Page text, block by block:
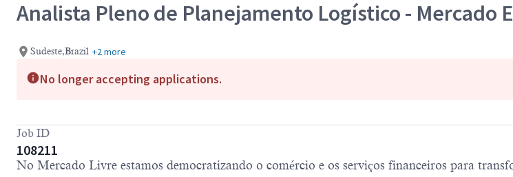
Analista Pleno de Planejamento Logístico - Mercado
Sudeste,Brazil +2 more
No longer accepting applications.
Job ID
108211
No Mercado Livre estamos democratizando o comércio e os serviços financeiros para